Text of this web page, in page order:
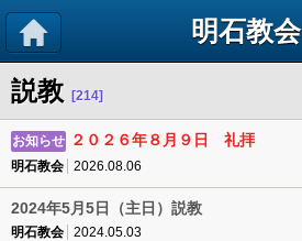
明石教会
説教 [214]
お知らせ ２０２６年８月９日 礼拝
明石教会 2026.08.06
2024年5月5日（主日）説教
明石教会 2024.05.03